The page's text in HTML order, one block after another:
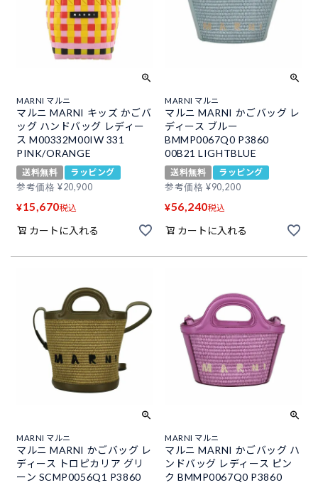
MARNI マルニ
マルニ MARNI キッズ かごバ
ッグ ハンドバッグ レディー
ス M00332M00IW 331
PINK/ORANGE
送料無料
ラッピング
参考価格 ¥20,900
¥15,670税込
カートに入れる
MARNI マルニ
マルニ MARNI かごバッグ レ
ディース ブルー
BMMP0067Q0 P3860
00B21 LIGHTBLUE
送料無料
ラッピング
参考価格 ¥90,200
¥56,240税込
カートに入れる
MARNI マルニ
マルニ MARNI かごバッグ レ
ディース トロピカリア グリ
ーン SCMP0056Q1 P3860
MARNI マルニ
マルニ MARNI かごバッグ ハ
ンドバッグ レディース ピン
ク BMMP0067Q0 P3860